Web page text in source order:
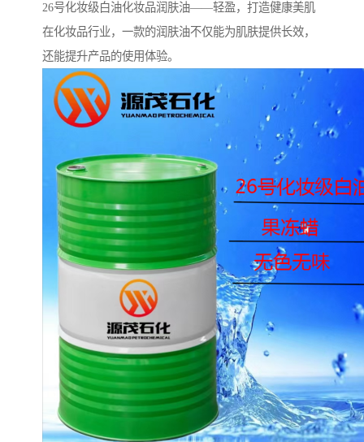
26号化妆级白油化妆品润肤油——轻盈，打造健康美肌
在化妆品行业，一款的润肤油不仅能为肌肤提供长效，
还能提升产品的使用体验。